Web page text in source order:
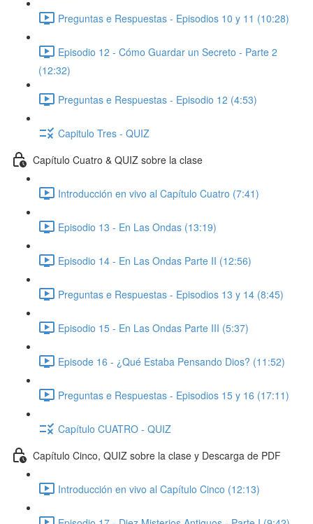
Preguntas e Respuestas - Episodios 10 y 11 (10:28)
Episodio 12 - Cómo Guardar un Secreto - Parte 2
(12:32)
Preguntas e Respuestas - Episodio 12 (4:53)
Capitulo Tres - QUIZ
Capítulo Cuatro & QUIZ sobre la clase
Introducción en vivo al Capítulo Cuatro (7:41)
Episodio 13 - En Las Ondas (13:19)
Episodio 14 - En Las Ondas Parte II (12:56)
Preguntas e Respuestas - Episodios 13 y 14 (8:45)
Episodio 15 - En Las Ondas Parte III (5:37)
Episode 16 - ¿Qué Estaba Pensando Dios? (11:52)
Preguntas e Respuestas - Episodios 15 y 16 (17:11)
Capítulo CUATRO - QUIZ
Capítulo Cinco, QUIZ sobre la clase y Descarga de PDF
Introducción en vivo al Capítulo Cinco (12:13)